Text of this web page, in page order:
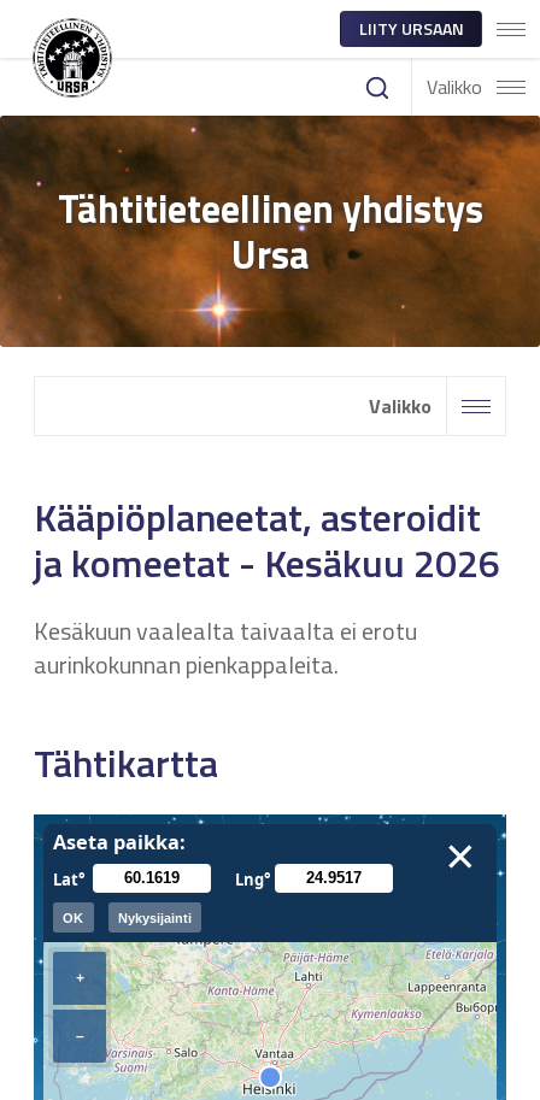
LIITY URSAAN
Valikko
Tähtitieteellinen yhdistys
Ursa
Valikko
Kääpiöplaneetat, asteroidit
ja komeetat - Kesäkuu 2026
Kesäkuun vaalealta taivaalta ei erotu
aurinkokunnan pienkappaleita.
Tähtikartta